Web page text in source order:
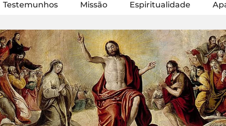
Testemunhos Missão Espiritualidade